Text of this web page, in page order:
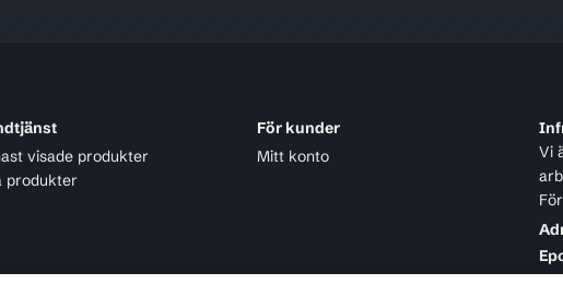
Vi
visade produkter
produkter
För kunder
Mitt konto